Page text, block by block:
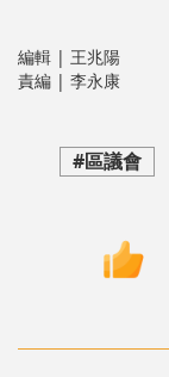
編輯 | 王兆陽
責編 | 李永康
#區議會